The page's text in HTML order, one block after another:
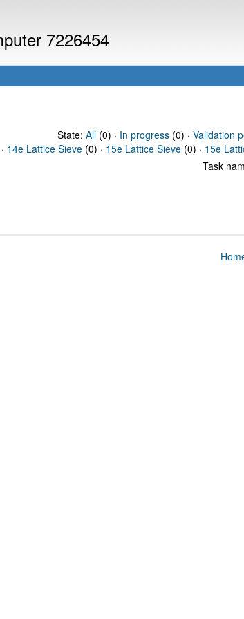
7226454
State: All(0) · In progress(0) · Validation
14e Lattice Sieve (0) · 15e Lattice Sieve (0) · 15e
Task